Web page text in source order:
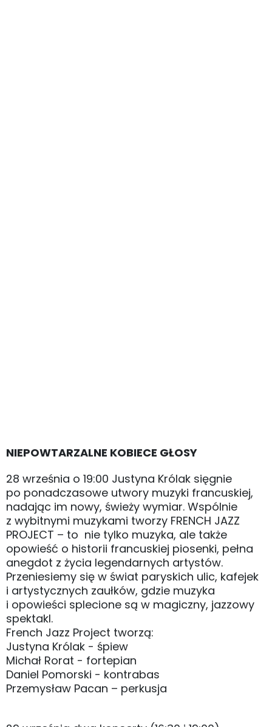
NIEPOWTARZALNE KOBIECE GŁOSY
28 września o 19:00 Justyna Królak sięgnie
po ponadczasowe utwory muzyki francuskiej,
nadając im nowy, świeży wymiar. Wspólnie
z wybitnymi muzykami tworzy FRENCH JAZZ
PROJECT – to nie tylko muzyka, ale także
opowieść o historii francuskiej piosenki, pełna
anegdot z życia legendarnych artystów.
Przeniesiemy się w świat paryskich ulic, kafejek
i artystycznych zaułków, gdzie muzyka
i opowieści splecione są w magiczny, jazzowy
spektakl.
French Jazz Project tworzą:
Justyna Królak - śpiew
Michał Rorat - fortepian
Daniel Pomorski - kontrabas
Przemysław Pacan – perkusja